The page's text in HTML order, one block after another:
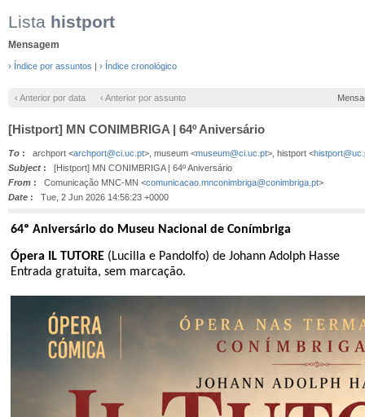
Lista histport
Mensagem
› Índice por assuntos | › Índice cronológico
‹ Anterior por data ‹ Anterior por assunto
[Histport] MN CONIMBRIGA | 64º Aniversário
To : archport <archport@ci.uc.pt>, museum <museum@ci.uc.pt>, histport <
Subject : [Histport] MN CONIMBRIGA | 64º Aniversário
From : Comunicação MNC-MN <comunicacao.mnconimbriga@conimbriga.pt>
Date : Tue, 2 Jun 2026 14:56:23 +0000
64º Aniversário do Museu Nacional de Conímbriga
Ópera IL TUTORE (Lucilla e Pandolfo) de Johann Adolph Hasse
Entrada gratuita, sem marcação.